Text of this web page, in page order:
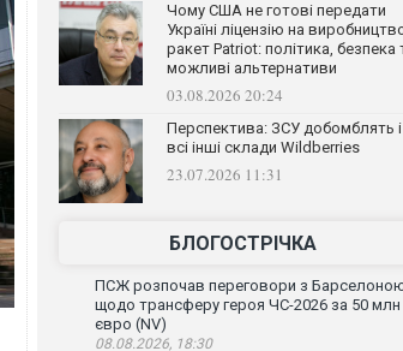
Чому США не готові передати
Україні ліцензію на
ракет Patriot: політика, безпека
можливі альтернативи
03.08.2026 20:24
Перспектива: ЗСУ добомблять і
всі інші склади Wildberries
23.07.2026 11:31
БЛОГОСТРІЧКА
ПСЖ розпочав переговори з
щодо трансферу героя ЧС-2026 за 50 млн
євро (NV)
08.08.2026, 18:30